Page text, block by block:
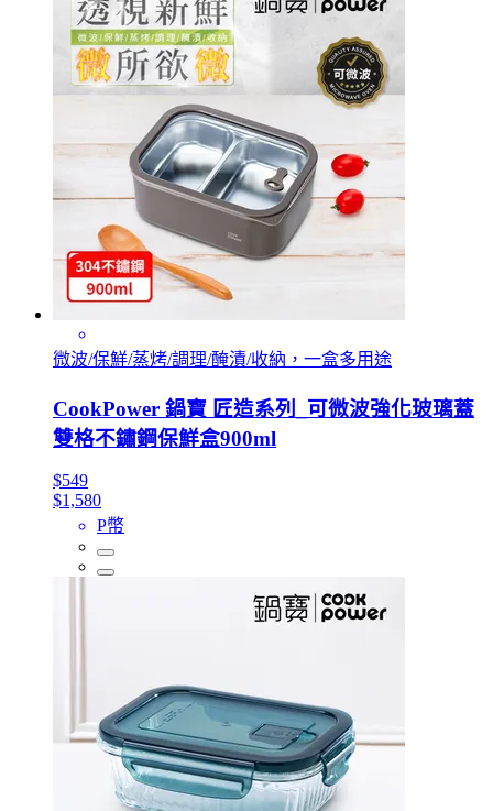
微波/保鮮/蒸烤/調理/醃漬/收納，一盒多用途
CookPower 鍋寶 匠造系列_可微波強化玻璃蓋
雙格不鏽鋼保鮮盒900ml
$549
$1,580
P幣